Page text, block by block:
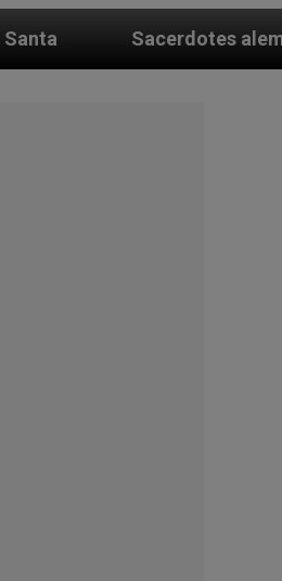
fieles al Papa